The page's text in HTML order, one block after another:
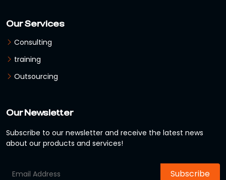
Our Services
Consulting
training
Outsourcing
Our Newsletter
Subscribe to our newsletter and receive the latest news
about our products and services!